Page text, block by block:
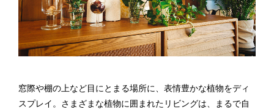
窓際や棚の上など目にとまる場所に、表情豊かな植物をディ
スプレイ。さまざまな植物に囲まれたリビングは、
まるで自